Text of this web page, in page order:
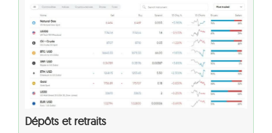
Dépôts et retraits